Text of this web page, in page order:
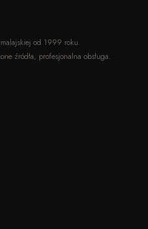
od 1999 roku.
źródła, profesjonalna obsługa.